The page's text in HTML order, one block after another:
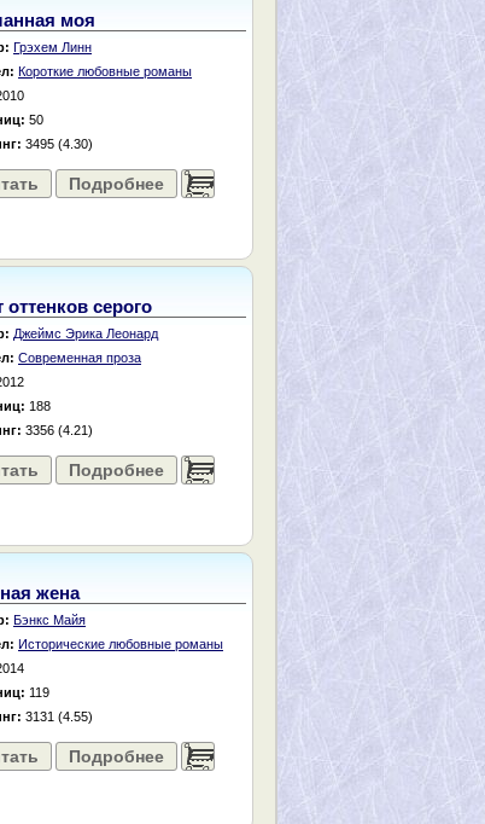
моя
Грэхем Линн
Короткие любовные романы
50
3495 (4.30)
Подробнее ......
оттенков серого
Джеймс Эрика Леонард
Современная проза
188
3356 (4.21)
Подробнее ......
жена
Бэнкс Майя
Исторические любовные романы
119
3131 (4.55)
Подробнее ......